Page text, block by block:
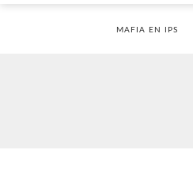
MAFIA EN IPS